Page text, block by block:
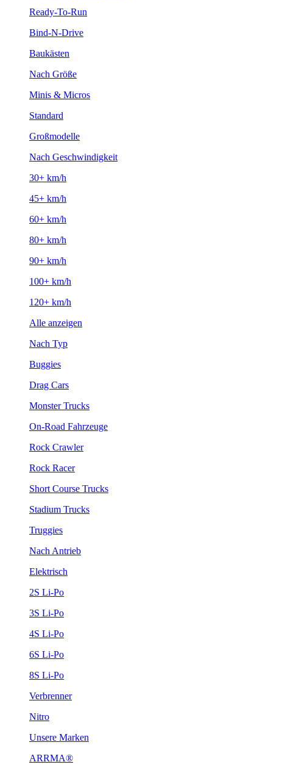
Ready-To-Run
Bind-N-Drive
Baukästen
Nach Größe
Minis & Micros
Standard
Großmodelle
Nach Geschwindigkeit
30+ km/h
45+ km/h
60+ km/h
80+ km/h
90+ km/h
100+ km/h
120+ km/h
Alle anzeigen
Nach Typ
Buggies
Drag Cars
Monster Trucks
On-Road Fahrzeuge
Rock Crawler
Rock Racer
Short Course Trucks
Stadium Trucks
Truggies
Nach Antrieb
Elektrisch
2S Li-Po
3S Li-Po
4S Li-Po
6S Li-Po
8S Li-Po
Verbrenner
Nitro
Unsere Marken
ARRMA®